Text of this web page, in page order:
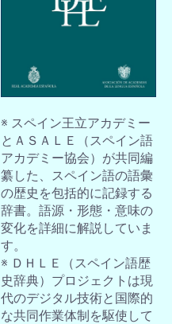
※ スペイン王立アカデミー
とＡＳＡＬＥ（スペイン語
アカデミー協会）が共同編
纂した、スペイン語の語彙
の歴史を包括的に記録する
辞書。語源・形態・意味の
変化を詳細に解説していま
す。
※ ＤＨＬＥ（スペイン語歴
史辞典）プロジェクトは現
代のデジタル技術と国際的
な共同作業体制を駆使して